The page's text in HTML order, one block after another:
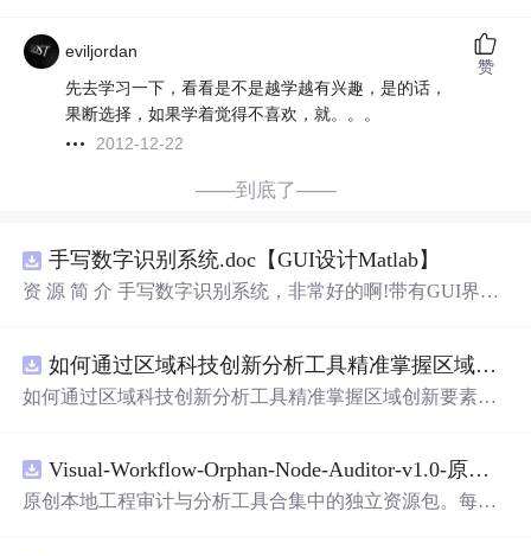
eviljordan
先去学习一下，看看是不是越学越有兴趣，是的话，
果断选择，如果学着觉得不喜欢，就。。。
2012-12-22
赞
——到底了——
手写数字识别系统.doc【GUI设计Matlab】
资 源 简 介 手写数字识别系统，非常好的啊!带有GUI界
带有直观的图形用户界面（GUI），非常容易使用。你只
需要将手写数字输入系统，它将立即给出准确的识别结
是一个非常方便和实用的工具，你一定会喜欢它的！
如何通过区域科技创新分析工具精准掌握区域创新要素分布与产业链融合现状？.docx
如何通过区域科技创新分析工具精准掌握区域创新要素分
Visual-Workflow-Orphan-Node-Auditor-v1.0-原创源码与文档.zip
原创本地工程审计与分析工具合集中的独立资源包。每个